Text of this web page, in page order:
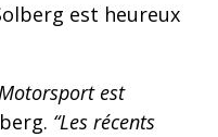
est heureux
est
“Les récents